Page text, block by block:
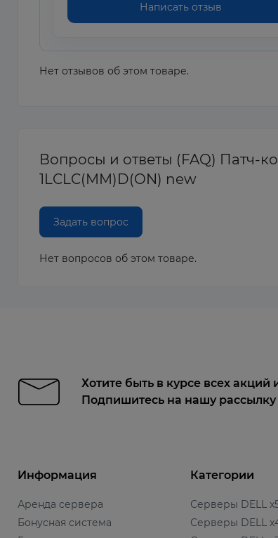
Написать отзыв
Нет отзывов об этом товаре.
Вопросы и ответы (FAQ) Патч-
1LCLC(MM)D(ON) new
Задать вопрос
Нет вопросов об этом товаре.
Хотите быть в курсе всех акций
Подпишитесь на нашу рассылку
Информация
Аренда сервера
Бонусная система
Категории
Серверы DELL
Серверы DELL